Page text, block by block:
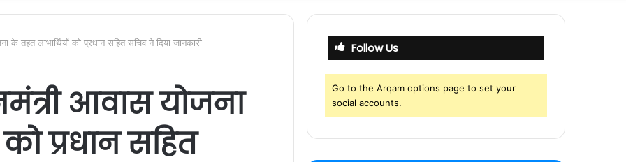
के तहत लाभार्थियों को प्रधान सहित सचिव ने दिया जानकारी
आवास योजना
प्रधान सहित
Follow Us
Go to the Arqam options page to set your
social accounts.